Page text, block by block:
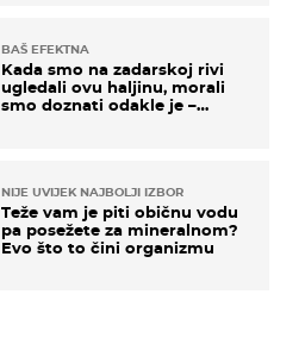
BAŠ EFEKTNA
Kada smo na zadarskoj rivi
ugledali ovu haljinu, morali
smo doznati odakle je –
NIJE UVIJEK NAJBOLJI IZBOR
Teže vam je piti običnu vodu
pa posežete za mineralnom?
Evo što to čini organizmu